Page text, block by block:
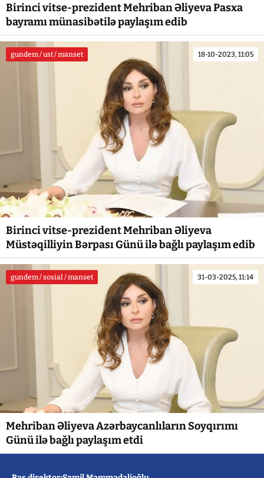
Birinci vitse-prezident Mehriban Əliyeva Pasxa
bayramı münasibətilə paylaşım edib
gundem / ust / manset 18-10-2023, 11:05
Birinci vitse-prezident Mehriban Əliyeva
Müstəqilliyin Bərpası Günü ilə bağlı paylaşım edib
gundem / sosial / manset 31-03-2025, 11:14
Mehriban Əliyeva Azərbaycanlıların Soyqırımı
Günü ilə bağlı paylaşım etdi